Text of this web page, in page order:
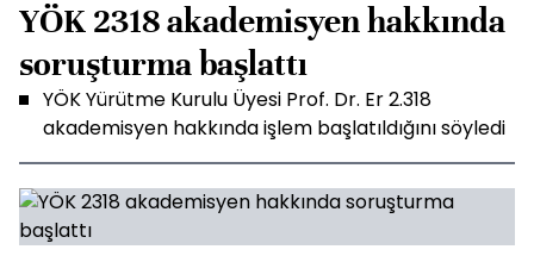
YÖK 2318 akademisyen hakkında
soruşturma başlattı
YÖK Yürütme Kurulu Üyesi Prof. Dr. Er 2.318
akademisyen hakkında işlem başlatıldığını söyledi